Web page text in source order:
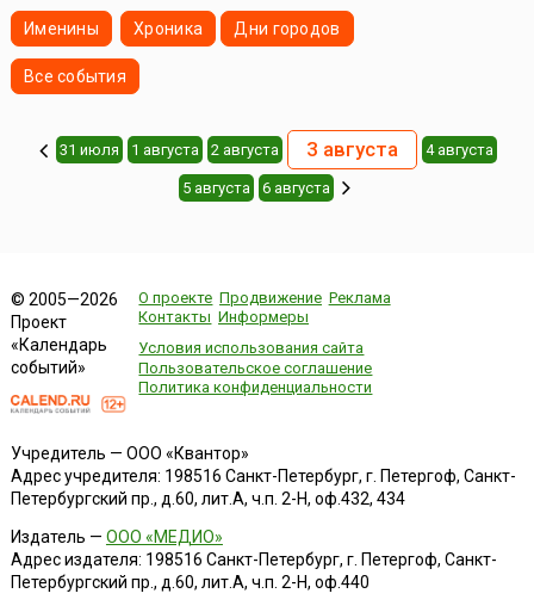
Именины Хроника Дни городов
Все события
31 июля 1 августа 2 августа 3 августа 4 августа
5 августа 6 августа
© 2005—2026
Проект
«Календарь
событий»
О проекте Продвижение Реклама
Контакты Информеры
Условия использования сайта
Пользовательское соглашение
Политика конфиденциальности
Учредитель — ООО «Квантор»
Адрес учредителя: 198516 Санкт-Петербург, г. Петергоф, Санкт-
Петербургский пр., д.60, лит.А, ч.п. 2-Н, оф.432, 434
Издатель — ООО «МЕДИО»
Адрес издателя: 198516 Санкт-Петербург, г. Петергоф, Санкт-
Петербургский пр., д.60, лит.А, ч.п. 2-Н, оф.440